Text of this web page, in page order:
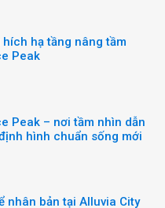
hạ tầng nâng tầm
Peak
Peak – nơi tầm nhìn dẫn
hình chuẩn sống mới
nhân bản tại Alluvia City